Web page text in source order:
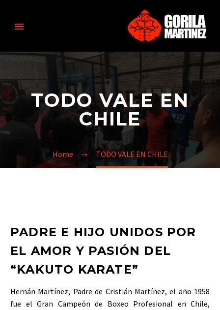
TODO VALE EN
CHILE
Home TODO VALE EN CHILE
PADRE E HIJO UNIDOS POR
EL AMOR Y PASIÓN DEL
“KAKUTO KARATE”
Hernán Martínez, Padre de Cristián Martínez, el año 1958
fue el Gran Campeón de Boxeo Profesional en Chile,